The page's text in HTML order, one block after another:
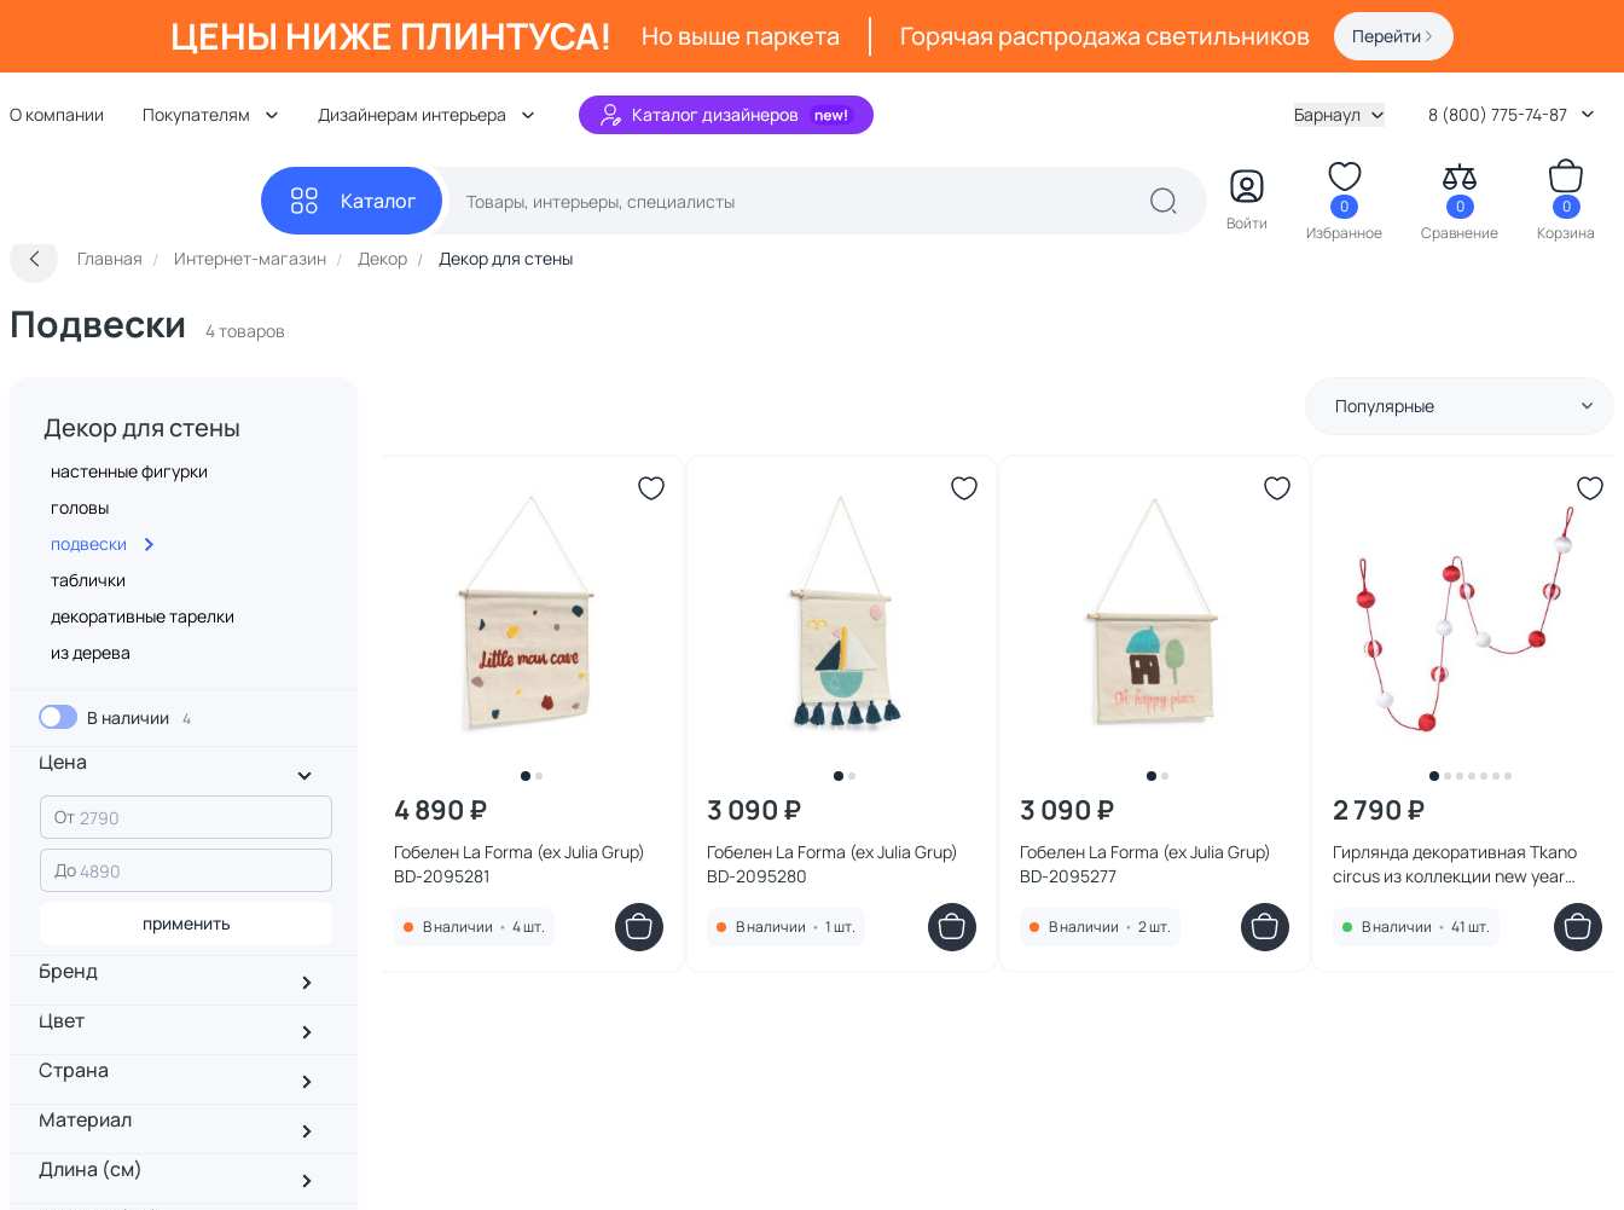
ЦЕНЫ НИЖЕ ПЛИНТУСА! Но выше паркета Горячая распродажа светильников Перейти
О компании Покупателям Дизайнерам интерьера Каталог дизайнеров Барнаул 8 (800) 775-74-87
Каталог
Войти
0
Избранное
0
Сравнение
0
Корзина
Главная Интернет-магазин Декор Декор для стены
Подвески 4 товаров
Декор для стены
настенные фигурки
головы
подвески
таблички
декоративные тарелки
из дерева
В наличии 4
Цена
От
До
применить
Бренд
Цвет
Страна
Материал
Длина (см)
Популярные
4 890 ₽
Гобелен La Forma (ex Julia Grup)
BD-2095281
В наличии • 4 шт.
3 090 ₽
Гобелен La Forma (ex Julia Grup)
BD-2095280
В наличии • 1 шт.
3 090 ₽
Гобелен La Forma (ex Julia Grup)
BD-2095277
В наличии • 2 шт.
2 790 ₽
Гирлянда декоративная Tkano
circus из коллекции new year
В наличии • 41 шт.